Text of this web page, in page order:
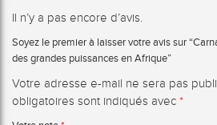
Il n’y a pas encore d’avis.
Soyez le premier à laisser votre avis sur
des grandes puissances en Afrique”
Votre adresse e-mail ne sera pas
obligatoires sont indiqués avec *